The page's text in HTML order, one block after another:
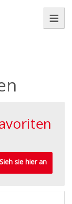
Sieh sie hier an